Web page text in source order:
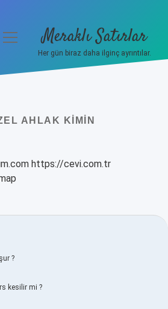
menüyü
Meraklı Satırlar
Her gün biraz daha ilginç ayrıntılar.
AHLAK KIMIN
https://cevi.com.tr
?
kesilir mi ?